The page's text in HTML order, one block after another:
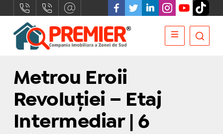
Metrou Eroii
Revoluției – Etaj
Intermediar | 6